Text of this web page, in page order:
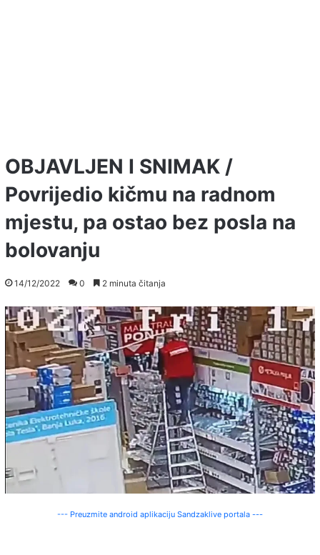
OBJAVLJEN I SNIMAK /
Povrijedio kičmu na radnom
mjestu, pa ostao bez posla na
bolovanju
14/12/2022 0 2 minuta čitanja
--- Preuzmite android aplikaciju Sandzaklive portala ---